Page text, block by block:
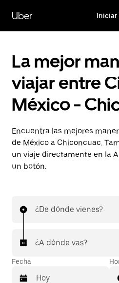
contenido
principal
Uber Iniciar
La mejor
viajar entre
México -
Encuentra las mejores
de México a Chiconcuac.
un viaje directamente en la
un botón.
¿De dónde vienes?
¿A dónde vas?
Fecha